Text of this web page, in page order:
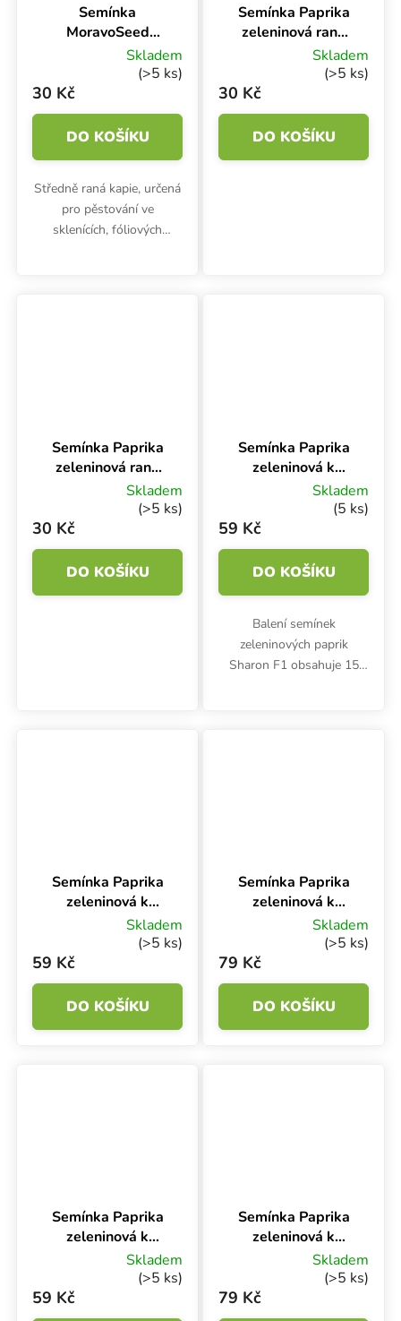
Semínka
MoravoSeed
Paprika Kapie na
pole - Parade, 40
Skladem
(>5 ks)
30 Kč
DO KOŠÍKU
Středně raná kapie, určená
pro pěstování ve
sklenících, fóliových
Semínka Paprika
zeleninová raná
EVA, na pole, 50 s
Skladem
(>5 ks)
30 Kč
DO KOŠÍKU
Semínka Paprika
zeleninová raná
BONETA, na pole,
Skladem
(>5 ks)
30 Kč
DO KOŠÍKU
Semínka Paprika
zeleninová k
rychlení SHARON
F1 - hybrid, 15 s
Skladem
(5 ks)
59 Kč
DO KOŠÍKU
Balení semínek
zeleninových paprik
Sharon F1 obsahuje 15
Semínka Paprika
zeleninová k
rychlení
DEMETRA F1 -
hybrid, 15 s
Skladem
(>5 ks)
59 Kč
DO KOŠÍKU
Semínka Paprika
zeleninová k
rychlení CYNTHIA
F1, na pole, 15 s
Skladem
(>5 ks)
79 Kč
DO KOŠÍKU
Semínka Paprika
zeleninová k
rychlení BEATRIX
F1 - hybrid, 15 s
Skladem
(>5 ks)
59 Kč
Semínka Paprika
zeleninová k
rychlení GARNET
F1, žlutá, 15 s
Skladem
(>5 ks)
79 Kč